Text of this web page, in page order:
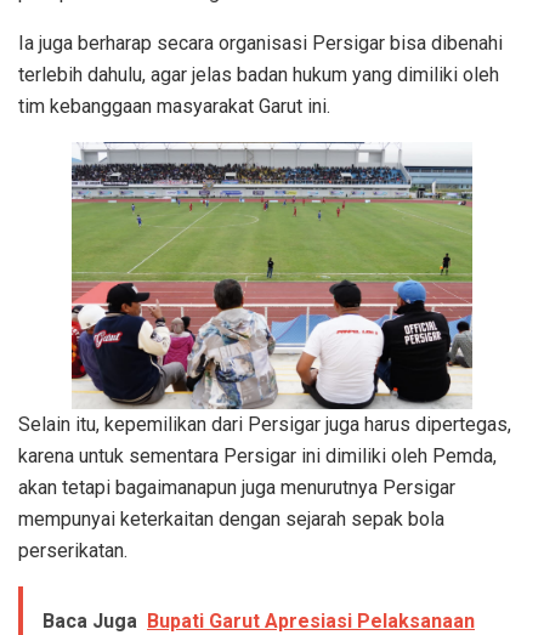
Ia juga berharap secara organisasi Persigar bisa dibenahi
terlebih dahulu, agar jelas badan hukum yang dimiliki oleh
tim kebanggaan masyarakat Garut ini.
Selain itu, kepemilikan dari Persigar juga harus dipertegas,
karena untuk sementara Persigar ini dimiliki oleh Pemda,
akan tetapi bagaimanapun juga menurutnya Persigar
mempunyai keterkaitan dengan sejarah sepak bola
perserikatan.
Baca Juga Bupati Garut Apresiasi Pelaksanaan